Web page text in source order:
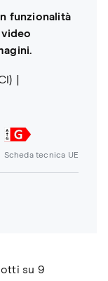
funzionalità
Scheda tecnica UE
su 9